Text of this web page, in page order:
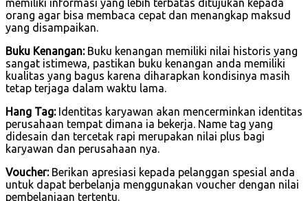
memiliki informasi yang lebih terbatas ditujukan kepada
orang agar bisa membaca cepat dan menangkap maksud
yang disampaikan.
Buku Kenangan:Buku kenangan memiliki nilai historis yang
sangat istimewa, pastikan buku kenangan anda memiliki
kualitas yang bagus karena diharapkan kondisinya masih
tetap terjaga dalam waktu lama.
Hang Tag:Identitas karyawan akan mencerminkan identitas
perusahaan tempat dimana ia bekerja. Name tag yang
didesain dan tercetak rapi merupakan nilai plus bagi
karyawan dan perusahaan nya.
Voucher:Berikan apresiasi kepada pelanggan spesial anda
untuk dapat berbelanja menggunakan voucher dengan nilai
pembelanjaan tertentu.